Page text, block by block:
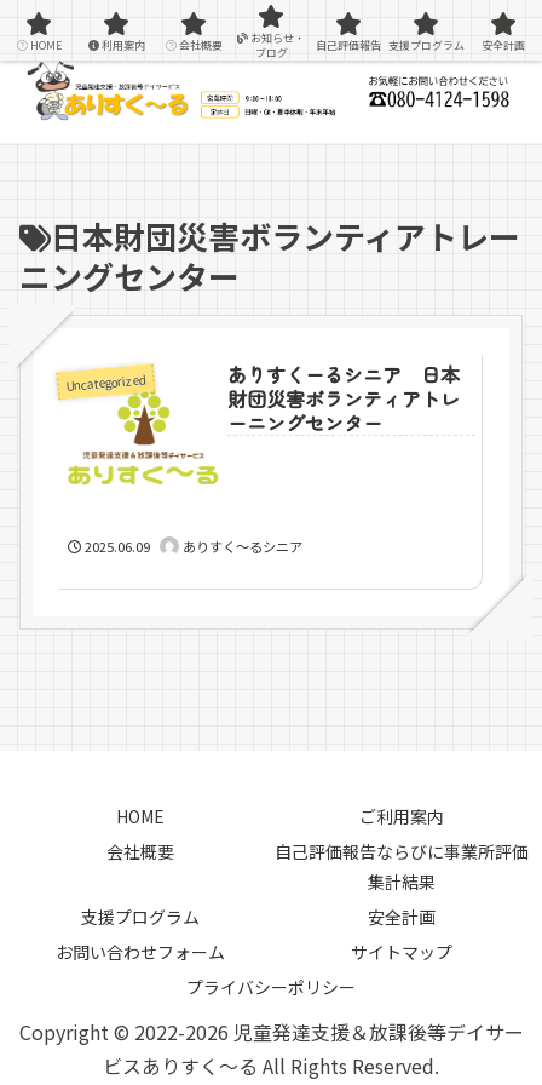
感覚統合療法を用いた療育＆支援
日本財団災害ボランティアトレー
ニングセンター
Uncategorized
ありすくーるシニア 日本
財団災害ボランティアトレ
ーニングセンター
2025.06.09 ありすく～るシニア
HOME
ご利用案内
会社概要
自己評価報告ならびに事業所評価
集計結果
支援プログラム
安全計画
お問い合わせフォーム
サイトマップ
プライバシーポリシー
Copyright © 2022-2026 児童発達支援＆放課後等デイサー
ビスありすく～る All Rights Reserved.
HOME 利用案内 会社概要
お知らせ・
ブログ
自己評価報告 支援プログラム 安全計画